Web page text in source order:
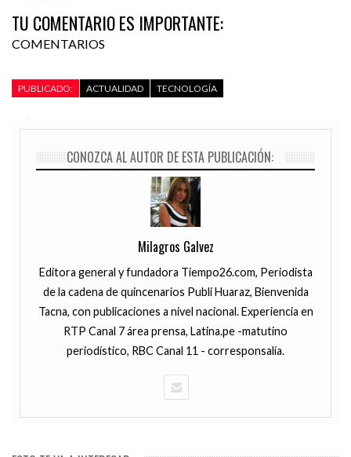
TU COMENTARIO ES IMPORTANTE:
COMENTARIOS
PUBLICADO: ACTUALIDAD TECNOLOGÍA
CONOZCA AL AUTOR DE ESTA PUBLICACIÓN:
Milagros Galvez
Editora general y fundadora Tiempo26.com, Periodista
de la cadena de quincenarios Publi Huaraz, Bienvenida
Tacna, con publicaciones a nivel nacional. Experiencia en
RTP Canal 7 área prensa, Latina.pe -matutino
periodístico, RBC Canal 11 - corresponsalía.